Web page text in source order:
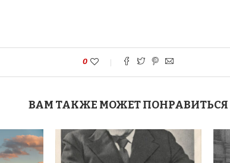
0
ВАМ ТАКЖЕ МОЖЕТ ПОНРАВИТЬСЯ